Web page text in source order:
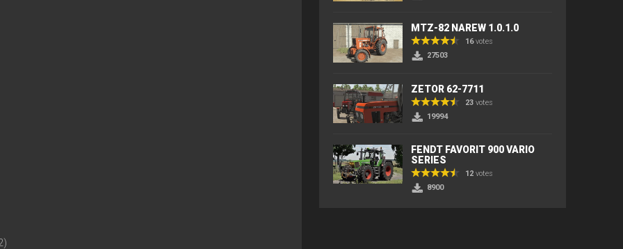
MTZ-82 NAREW 1.0.1.0
16votes
27503
ZETOR 62-7711
23 votes
19994
FENDT FAVORIT 900 VARIO
SERIES
12 votes
8900